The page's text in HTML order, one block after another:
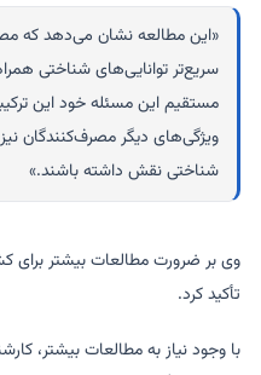
«این مطالعه نشان می‌دهد که
سریع‌تر توانایی‌های شناختی
مستقیم این مسئله خود این
ویژگی‌های دیگر مصرف‌کنندگان
شناختی نقش داشته باشند.»
وی بر ضرورت مطالعات بیشتر برای
تأکید کرد.
با وجود نیاز به مطالعات بیشتر،